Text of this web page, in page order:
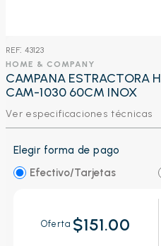
: 43123
HOME & COMPANY
CAMPANA ESTRACTORA
CAM-1030 60CM INOX
Ver especificaciones técnicas
Elegir forma de pago
Efectivo/Tarjetas
Oferta $151.00